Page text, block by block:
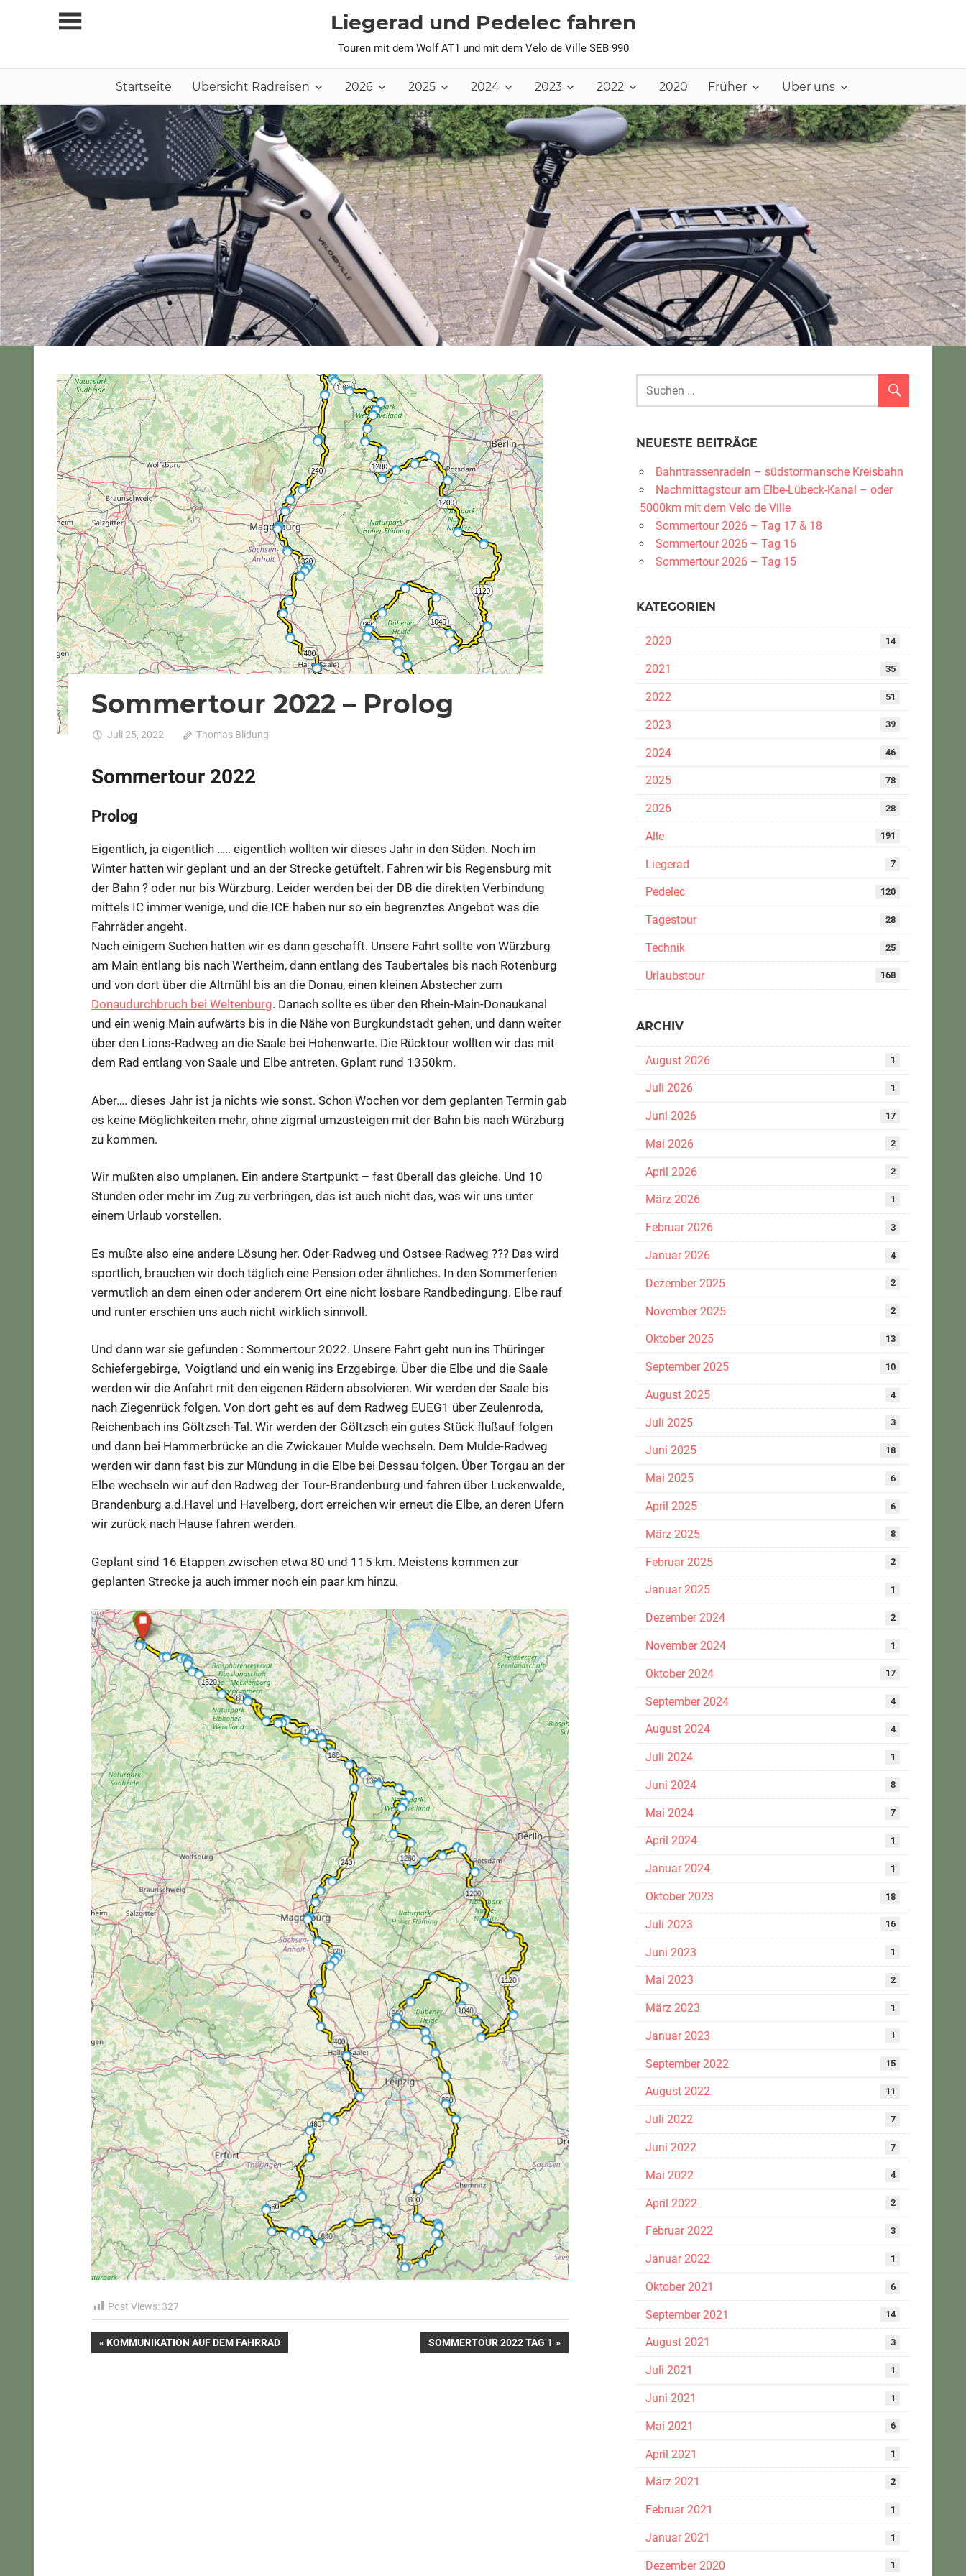
Liegerad und Pedelec fahren
Touren mit dem Wolf AT1 und mit dem Velo de Ville SEB 990
Startseite Übersicht Radreisen 2026 2025 2024 2023 2022 2020 Früher Über uns
2022 Alle Urlaubstour
Sommertour 2022 – Prolog
Juli 25, 2022 Thomas Blidung
Sommertour 2022
Prolog
Eigentlich, ja eigentlich ….. eigentlich wollten wir dieses Jahr in den Süden. Noch im
Winter hatten wir geplant und an der Strecke getüftelt. Fahren wir bis Regensburg mit
der Bahn ? oder nur bis Würzburg. Leider werden bei der DB die direkten Verbindung
mittels IC immer wenige, und die ICE haben nur so ein begrenztes Angebot was die
Fahrräder angeht.
Nach einigem Suchen hatten wir es dann geschafft. Unsere Fahrt sollte von Würzburg
am Main entlang bis nach Wertheim, dann entlang des Taubertales bis nach Rotenburg
und von dort über die Altmühl bis an die Donau, einen kleinen Abstecher zum
Donaudurchbruch bei Weltenburg. Danach sollte es über den Rhein-Main-Donaukanal
und ein wenig Main aufwärts bis in die Nähe von Burgkundstadt gehen, und dann weiter
über den Lions-Radweg an die Saale bei Hohenwarte. Die Rücktour wollten wir das mit
dem Rad entlang von Saale und Elbe antreten. Gplant rund 1350km.
Aber…. dieses Jahr ist ja nichts wie sonst. Schon Wochen vor dem geplanten Termin gab
es keine Möglichkeiten mehr, ohne zigmal umzusteigen mit der Bahn bis nach Würzburg
zu kommen.
Wir mußten also umplanen. Ein andere Startpunkt – fast überall das gleiche. Und 10
Stunden oder mehr im Zug zu verbringen, das ist auch nicht das, was wir uns unter
einem Urlaub vorstellen.
Es mußte also eine andere Lösung her. Oder-Radweg und Ostsee-Radweg ??? Das wird
sportlich, brauchen wir doch täglich eine Pension oder ähnliches. In den Sommerferien
vermutlich an dem einen oder anderem Ort eine nicht lösbare Randbedingung. Elbe rauf
und runter erschien uns auch nicht wirklich sinnvoll.
Und dann war sie gefunden : Sommertour 2022. Unsere Fahrt geht nun ins Thüringer
Schiefergebirge, Voigtland und ein wenig ins Erzgebirge. Über die Elbe und die Saale
werden wir die Anfahrt mit den eigenen Rädern absolvieren. Wir werden der Saale bis
nach Ziegenrück folgen. Von dort geht es auf dem Radweg EUEG1 über Zeulenroda,
Reichenbach ins Göltzsch-Tal. Wir werden der Göltzsch ein gutes Stück flußauf folgen
und dann bei Hammerbrücke an die Zwickauer Mulde wechseln. Dem Mulde-Radweg
werden wir dann fast bis zur Mündung in die Elbe bei Dessau folgen. Über Torgau an der
Elbe wechseln wir auf den Radweg der Tour-Brandenburg und fahren über Luckenwalde,
Brandenburg a.d.Havel und Havelberg, dort erreichen wir erneut die Elbe, an deren Ufern
wir zurück nach Hause fahren werden.
Geplant sind 16 Etappen zwischen etwa 80 und 115 km. Meistens kommen zur
geplanten Strecke ja auch immer noch ein paar km hinzu.
Post Views: 327
Beitragsnavigation
VORHERIGER
KOMMUNIKATION AUF DEM FAHRRAD
NÄCHSTER
SOMMERTOUR 2022 TAG 1
NEUESTE BEITRÄGE
Bahntrassenradeln – südstormansche Kreisbahn
Nachmittagstour am Elbe-Lübeck-Kanal – oder
5000km mit dem Velo de Ville
Sommertour 2026 – Tag 17 & 18
Sommertour 2026 – Tag 16
Sommertour 2026 – Tag 15
KATEGORIEN
2020 14
2021 35
2022 51
2023 39
2024 46
2025 78
2026 28
Alle 191
Liegerad 7
Pedelec 120
Tagestour 28
Technik 25
Urlaubstour 168
ARCHIV
August 2026 1
Juli 2026 1
Juni 2026 17
Mai 2026 2
April 2026 2
März 2026 1
Februar 2026 3
Januar 2026 4
Dezember 2025 2
November 2025 2
Oktober 2025 13
September 2025 10
August 2025 4
Juli 2025 3
Juni 2025 18
Mai 2025 6
April 2025 6
März 2025 8
Februar 2025 2
Januar 2025 1
Dezember 2024 2
November 2024 1
Oktober 2024 17
September 2024 4
August 2024 4
Juli 2024 1
Juni 2024 8
Mai 2024 7
April 2024 1
Januar 2024 1
Oktober 2023 18
Juli 2023 16
Juni 2023 1
Mai 2023 2
März 2023 1
Januar 2023 1
September 2022 15
August 2022 11
Juli 2022 7
Juni 2022 7
Mai 2022 4
April 2022 2
Februar 2022 3
Januar 2022 1
Oktober 2021 6
September 2021 14
August 2021 3
Juli 2021 1
Juni 2021 1
Mai 2021 6
April 2021 1
März 2021 2
Februar 2021 1
Januar 2021 1
Dezember 2020 1